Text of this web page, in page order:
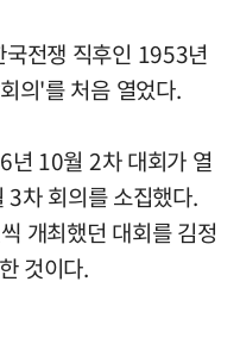
전쟁 직후인 1953년
의'를 처음 열었다.
년 10월 2차 대회가 열
차 회의를 소집했다.
개최했던 대회를 김정
것이다.